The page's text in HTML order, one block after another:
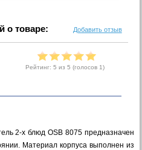
о товаре: Добавить отзыв
Рейтинг: 5 из 5 (голосов 1)
2-х блюд OSB 8075 предназначен
Материал корпуса выполнен из